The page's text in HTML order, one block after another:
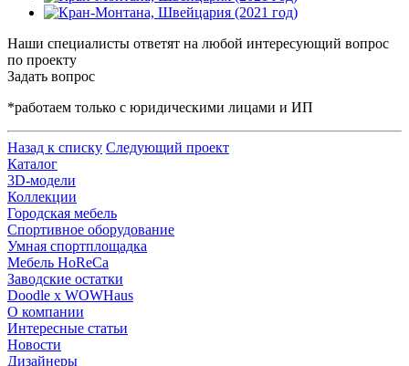
Наши специалисты ответят на любой интересующий вопрос
по проекту
Задать вопрос
*работаем только с юридическими лицами и ИП
Назад к списку Следующий проект
Каталог
3D-модели
Коллекции
Городская мебель
Спортивное оборудование
Умная спортплощадка
Мебель HoReCa
Заводские остатки
Doodle x WOWHaus
О компании
Интересные статьи
Новости
Дизайнеры